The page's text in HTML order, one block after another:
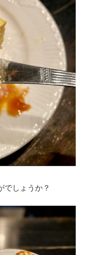
でしょうか？